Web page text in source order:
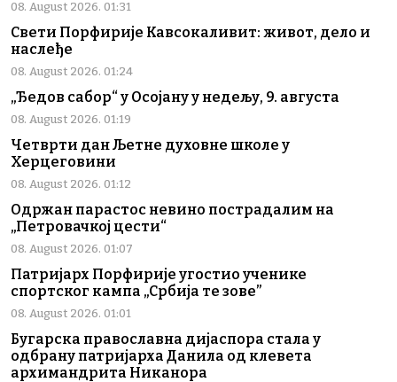
08. August 2026. 01:31
Свети Порфирије Кавсокаливит: живот, дело и
наслеђе
08. August 2026. 01:24
„Ђедов сабор“ у Осојану у недељу, 9. августа
08. August 2026. 01:19
Четврти дан Љетне духовне школе у
Херцеговини
08. August 2026. 01:12
Одржан парастос невино пострадалим на
„Петровачкој цести“
08. August 2026. 01:07
Патријарх Порфирије угостио ученике
спортског кампа „Србија те зове”
08. August 2026. 01:01
Бугарска православна дијаспора стала у
одбрану патријарха Данила од клевета
архимандрита Никанора